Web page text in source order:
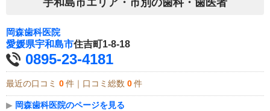
岡森歯科医院
愛媛県宇和島市住吉町1-8-18
0895-23-4181
最近の口コミ 0 件｜口コミ総数 0 件
▶ 岡森歯科医院のページを見る